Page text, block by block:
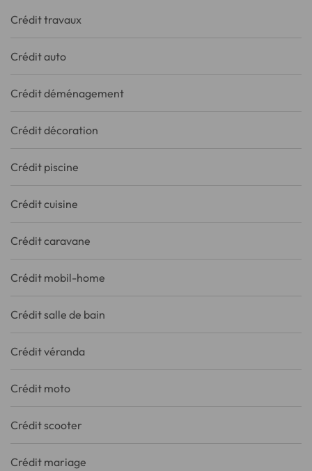
Crédit travaux
Crédit auto
Crédit déménagement
Crédit décoration
Crédit piscine
Crédit cuisine
Crédit caravane
Crédit mobil-home
Crédit salle de bain
Crédit véranda
Crédit moto
Crédit scooter
Crédit mariage